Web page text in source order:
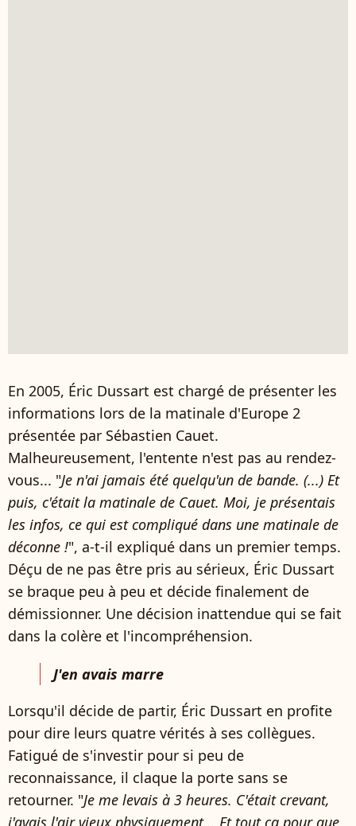
En 2005, Éric Dussart est chargé de présenter les
informations lors de la matinale d'Europe 2
présentée par Sébastien Cauet.
Malheureusement, l'entente n'est pas au rendez-
vous... "Je n'ai jamais été quelqu'un de bande. (...) Et
puis, c'était la matinale de Cauet. Moi, je présentais
les infos, ce qui est compliqué dans une matinale de
déconne !", a-t-il expliqué dans un premier temps.
Déçu de ne pas être pris au sérieux, Éric Dussart
se braque peu à peu et décide finalement de
démissionner. Une décision inattendue qui se fait
dans la colère et l'incompréhension.
J'en avais marre
Lorsqu'il décide de partir, Éric Dussart en profite
pour dire leurs quatre vérités à ses collègues.
Fatigué de s'investir pour si peu de
reconnaissance, il claque la porte sans se
retourner. "Je me levais à 3 heures. C'était crevant,
j'avais l'air vieux physiquement... Et tout ça pour que